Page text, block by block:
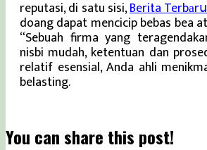
reputasi, di satu sisi,Berita
doang dapat mencicip bebas bea
“Sebuah firma yang
nisbi mudah, ketentuan dan
relatif esensial, Anda ahli
belasting.
You can share this post!